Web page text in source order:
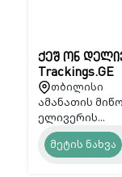
ქეშ ონ
Trackings.GE
თბილისი
ამანათის
ელივერის...
მეტის ნახვა